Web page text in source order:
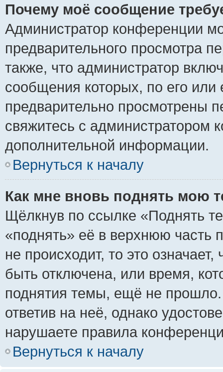
Почему моё сообщение
Администратор конференции
предварительного просмотра
также, что администратор
сообщения которых, по его
предварительно просмотрены
свяжитесь с администратором
дополнительной информации.
Вернуться к началу
Как мне вновь поднять мою
Щёлкнув по ссылке «Поднять
«поднять» её в верхнюю часть
не происходит, то это
быть отключена, или время,
поднятия темы, ещё не
ответив на неё, однако
нарушаете правила
Вернуться к началу